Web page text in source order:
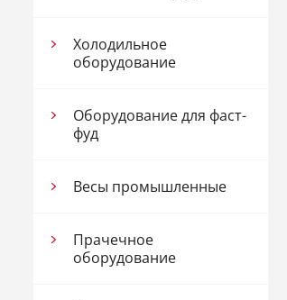
Холодильное
оборудование
Оборудование для фаст-
фуд
Весы промышленные
Прачечное
оборудование